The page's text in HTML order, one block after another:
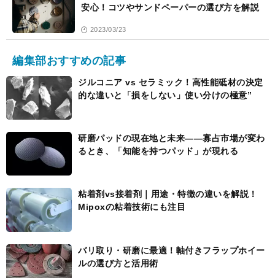
安心！コツやサンドペーパーの選び方を解説
2023/03/23
編集部おすすめの記事
ジルコニア vs セラミック！高性能砥材の決定
的な違いと「損をしない」使い分けの極意”
研磨パッドの現在地と未来――寡占市場が変わ
るとき、「知能を持つパッド」が現れる
粘着剤vs接着剤｜用途・特徴の違いを解説！
Mipoxの粘着技術にも注目
バリ取り・研磨に最適！軸付きフラップホイー
ルの選び方と活用術